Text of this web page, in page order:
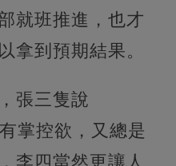
就班推進，也才
拿到預期結果。
張三隻說
掌控欲，又總是
李四當然更讓人